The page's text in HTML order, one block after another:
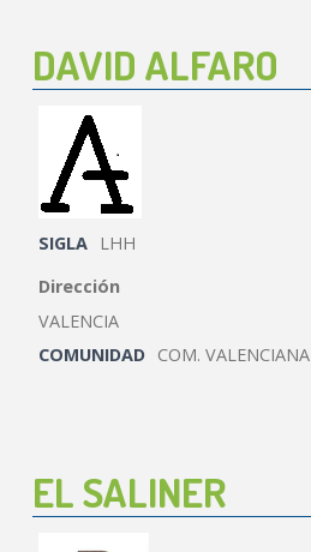
DAVID ALFARO
SIGLA LHH
Dirección
VALENCIA
COMUNIDAD COM. VALENCIANA
EL SALINER